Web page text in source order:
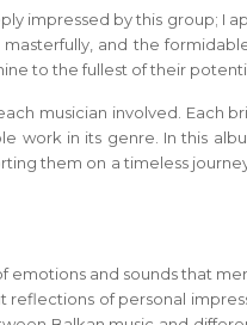
impressed by this group; I
and the
to the fullest of their
musician involved. Each
work in its genre. In this
them on a timeless
emotions and sounds that
reflections of personal